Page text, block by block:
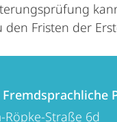
den Fristen der
Röpke-Straße 6d